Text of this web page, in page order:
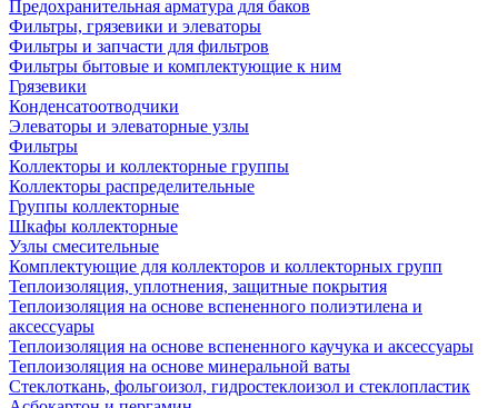
Предохранительная арматура для баков
Фильтры, грязевики и элеваторы
Фильтры и запчасти для фильтров
Фильтры бытовые и комплектующие к ним
Грязевики
Конденсатоотводчики
Элеваторы и элеваторные узлы
Фильтры
Коллекторы и коллекторные группы
Коллекторы распределительные
Группы коллекторные
Шкафы коллекторные
Узлы смесительные
Комплектующие для коллекторов и коллекторных групп
Теплоизоляция, уплотнения, защитные покрытия
Теплоизоляция на основе вспененного полиэтилена и
аксессуары
Теплоизоляция на основе вспененного каучука и аксессуары
Теплоизоляция на основе минеральной ваты
Стеклоткань, фольгоизол, гидростеклоизол и стеклопластик